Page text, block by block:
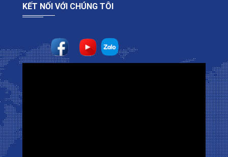
KẾT NỐI VỚI CHÚNG TÔI